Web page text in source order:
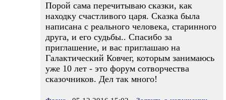
Порой сама перечитываю сказки, как
находку счастливого царя. Сказка была
написана с реального человека, старинного
друга, и его судьбы.. Спасибо за
приглашение, и вас приглашаю на
Галактический Ковчег, которым занимаюсь
уже 10 лет - это форум сотворчества
сказочников. Дел так много!